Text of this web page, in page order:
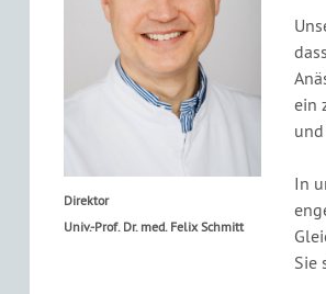
Direktor
Univ.-Prof. Dr. med. Felix Schmitt
ein
In
Sie